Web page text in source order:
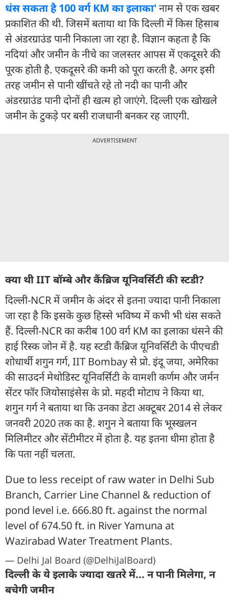
धंस सकता है 100 वर्ग KM का इलाका' नाम से एक खबर
प्रकाशित की थी. जिसमें बताया था कि दिल्ली में किस हिसाब
से अंडरग्राउंड पानी निकाला जा रहा है. विज्ञान कहता है कि
नदियां और जमीन के नीचे का जलस्तर आपस में एकदूसरे की
पूरक होती है. एकदूसरे की कमी को पूरा करती है. अगर इसी
तरह जमीन से पानी खींचते रहे तो नदी का पानी और
अंडरग्राउंड पानी दोनों ही खत्म हो जाएंगे. दिल्ली एक खोखले
जमीन के टुकड़े पर बसी राजधानी बनकर रह जाएगी.
ADVERTISEMENT
क्या थी IIT बॉम्बे और कैंब्रिज यूनिवर्सिटी की स्टडी?
दिल्ली-NCR में जमीन के अंदर से इतना ज्यादा पानी निकाला
जा रहा है कि इसके कुछ हिस्से भविष्य में कभी भी धंस सकते
हैं. दिल्ली-NCR का करीब 100 वर्ग KM का इलाका धंसने की
हाई रिस्क जोन में है. यह स्टडी कैंब्रिज यूनिवर्सिटी के पीएचडी
शोधार्थी शगुन गर्ग, IIT Bombay से प्रो. इंदू जया, अमेरिका
की साउदर्न मेथोडिस्ट यूनिवर्सिटी के वामशी कर्णम और जर्मन
सेंटर फॉर जियोसाइंसेस के प्रो. महदी मोटाघ ने किया था.
शगुन गर्ग ने बताया था कि उनका डेटा अक्टूबर 2014 से लेकर
जनवरी 2020 तक का है. शगुन ने बताया कि भूस्खलन
मिलिमीटर और सेंटीमीटर में होता है. यह इतना धीमा होता है
कि पता नहीं चलता.
Due to less receipt of raw water in Delhi Sub
Branch, Carrier Line Channel & reduction of
pond level i.e. 666.80 ft. against the normal
level of 674.50 ft. in River Yamuna at
Wazirabad Water Treatment Plants.
— Delhi Jal Board (@DelhiJalBoard)
दिल्ली के ये इलाके ज्यादा खतरे में... न पानी मिलेगा, न
बचेगी जमीन